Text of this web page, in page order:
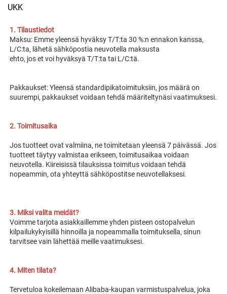
UKK
1. Tilaustiedot
Maksu: Emme yleensä hyväksy T/T:ta 30 %:n ennakon kanssa,
L/C:ta, lähetä sähköpostia neuvotella maksusta
ehto, jos et voi hyväksyä T/T:ta tai L/C:tä.
Pakkaukset: Yleensä standardipikatoimituksiin, jos määrä on
2. Toimitusaika
Jos tuotteet ovat valmiina, ne toimitetaan yleensä 7 päivässä. Jos
tuotteet täytyy valmistaa erikseen, toimitusaikaa voidaan
neuvotella. Kiireisissä tilauksissa toimitus voidaan tehdä
nopeammin, ota yhteyttä sähköpostitse neuvotellaksesi.
3. Miksi valita meidät?
Voimme tarjota asiakkaillemme yhden pisteen ostopalvelun
kilpailukykyisillä hinnoilla ja nopeammalla toimituksella, sinun
tarvitsee vain lähettää meille vaatimuksesi.
4. Miten tilata?
Tervetuloa kokeilemaan Alibaba-kaupan varmistuspalvelua, joka